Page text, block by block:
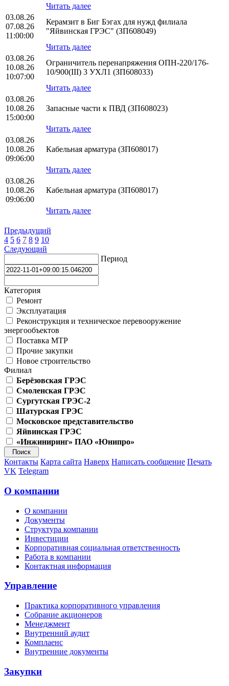
Читать далее
03.08.26
07.08.26
11:00:00
Керамзит в Биг Бэгах для нужд филиала
"Яйвинская ГРЭС" (ЗП608049)
Читать далее
03.08.26
10.08.26
10:07:00
Ограничитель перенапряжения ОПН-220/176-
10/900(III) 3 УХЛ1 (ЗП608033)
Читать далее
03.08.26
10.08.26
15:00:00
Запасные части к ПВД (ЗП608023)
Читать далее
03.08.26
10.08.26
09:06:00
Кабельная арматура (ЗП608017)
Читать далее
03.08.26
10.08.26
09:06:00
Кабельная арматура (ЗП608017)
Читать далее
Предыдущий
4 5 6 7 8 9 10
Следующий
Период
Категория
Ремонт
Эксплуатация
Реконструкция и техническое перевооружение
энергообъектов
Поставка МТР
Прочие закупки
Новое строительство
Филиал
Берёзовская ГРЭС
Смоленская ГРЭС
Сургутская ГРЭС-2
Шатурская ГРЭС
Московское представительство
Яйвинская ГРЭС
«Инжиниринг» ПАО «Юнипро»
Контакты Карта сайта Наверх Написать сообщение Печать
VK Telegram
О компании
О компании
Документы
Структура компании
Инвестиции
Корпоративная социальная ответственность
Работа в компании
Контактная информация
Управление
Практика корпоративного управления
Собрание акционеров
Менеджмент
Внутренний аудит
Комплаенс
Внутренние документы
Закупки